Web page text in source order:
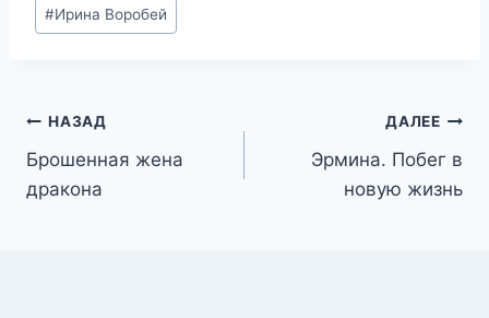
записи:
#Ирина Воробей
Навигация
по
НАЗАД
Брошенная жена
дракона
ДАЛЕЕ
Эрмина. Побег в
новую жизнь